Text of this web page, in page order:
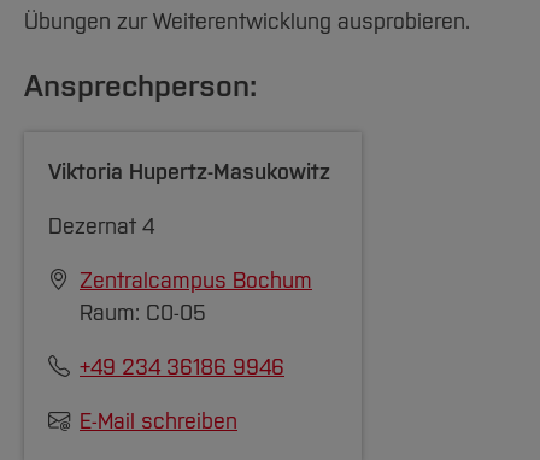
Übungen zur Weiterentwicklung ausprobieren.
Ansprechperson:
Viktoria Hupertz-Masukowitz
Dezernat 4
Zentralcampus Bochum
Raum: C0-05
+49 234 36186 9946
E-Mail schreiben